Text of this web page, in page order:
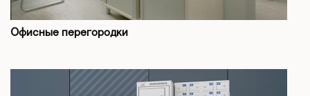
Офисные перегородки